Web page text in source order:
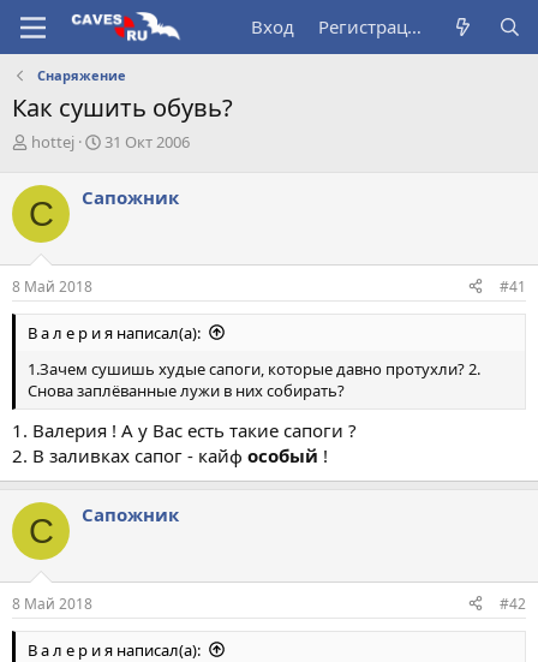
Вход Регистрация
Снаряжение
Как сушить обувь?
А
т
о
р
т
е
м
ы
hottej
Д
а
ч
л
а
31 Окт 2006
С Сапожник
8 Май 2018 #41
В а л е р и я написал(а):
1.Зачем сушишь худые сапоги, которые давно протухли? 2.
Снова заплёванные лужи в них собирать?
1. Валерия ! А у Вас есть такие сапоги ?
2. В заливках сапог - кайф особый !
С Сапожник
8 Май 2018 #42
В а л е р и я написал(а):